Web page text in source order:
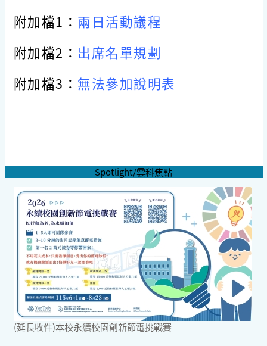
附加檔1： 兩日活動議程
附加檔2： 出席名單規劃
附加檔3： 無法參加說明表
Spotlight/雲科焦點
(延長收件)本校永續校園創新節電挑戰賽